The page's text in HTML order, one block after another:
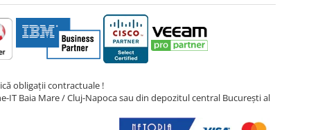
obligații contractuale !
IT Baia Mare / Cluj-Napoca sau din depozitul central București al